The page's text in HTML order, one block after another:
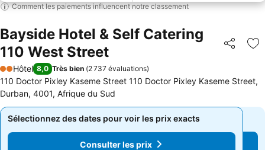
Comment les paiements influencent notre classement
Bayside Hotel & Self Catering
110 West Street
Partager
2 Étoiles
Hôtel 8,0 Très bien (2 737 évaluations)
110 Doctor Pixley Kaseme Street 110 Doctor Pixley Kaseme Street,
Durban, 4001, Afrique du Sud
Sélectionnez des dates pour voir les prix exacts
Consulter les prix
Sélectionnez des dates pour voir les prix exacts
Consulter les prix